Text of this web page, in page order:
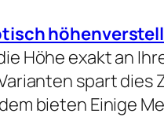
Höhe exakt an
spart dies
bieten Einige